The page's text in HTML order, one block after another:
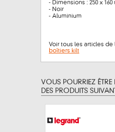
- Dimensions : 250 x 160
- Noir
- Aluminium
Voir tous les articles de
boîtiers kilt
VOUS POURRIEZ ÊTRE
DES PRODUITS